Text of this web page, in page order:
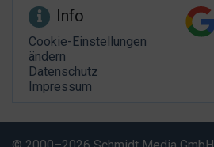
Info
Cookie-Einstellungen
ändern
Datenschutz
Impressum